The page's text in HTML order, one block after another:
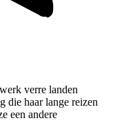
verre landen
die haar lange reizen
een andere